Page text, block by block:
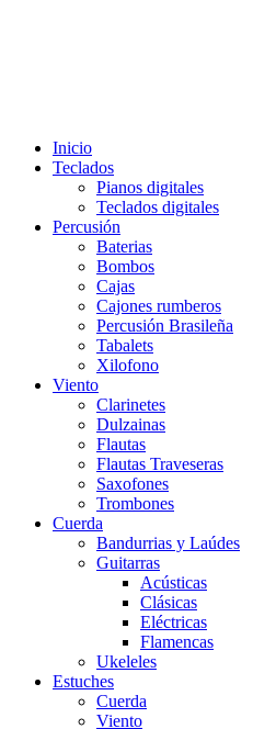
Inicio
Teclados
Pianos digitales
Teclados digitales
Percusión
Baterias
Bombos
Cajas
Cajones rumberos
Percusión Brasileña
Tabalets
Xilofono
Viento
Clarinetes
Dulzainas
Flautas
Flautas Traveseras
Saxofones
Trombones
Cuerda
Bandurrias y Laúdes
Guitarras
Acústicas
Clásicas
Eléctricas
Flamencas
Ukeleles
Estuches
Cuerda
Viento